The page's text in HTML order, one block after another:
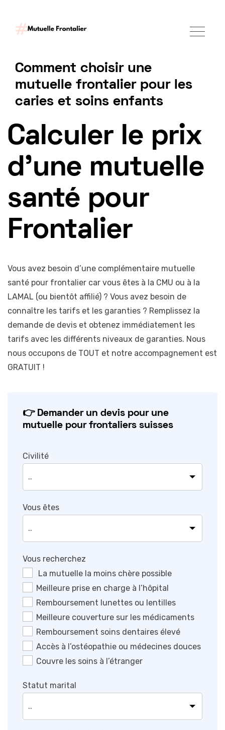
Comment choisir une
mutuelle frontalier pour les
caries et soins enfants
Tarif mutuelle Frontalier 2025
Calculer le prix
d'une mutuelle
santé pour
Frontalier
Vous avez besoin d’une complémentaire mutuelle
santé pour frontalier car vous êtes à la CMU ou à la
LAMAL (ou bientôt affilié) ? Vous avez besoin de
connaître les tarifs et les garanties ? Remplissez la
demande de devis et obtenez immédiatement les
tarifs avec les différents niveaux de garanties. Nous
nous occupons de TOUT et notre accompagnement est
GRATUIT !
👉 Demander un devis pour une
mutuelle pour frontaliers suisses
Civilité
Vous êtes
Vous recherchez
La mutuelle la moins chère possible
Meilleure prise en charge à l’hôpital
Remboursement lunettes ou lentilles
Meilleure couverture sur les médicaments
Remboursement soins dentaires élevé
Accès à l’ostéopathie ou médecines douces
Couvre les soins à l’étranger
Statut marital